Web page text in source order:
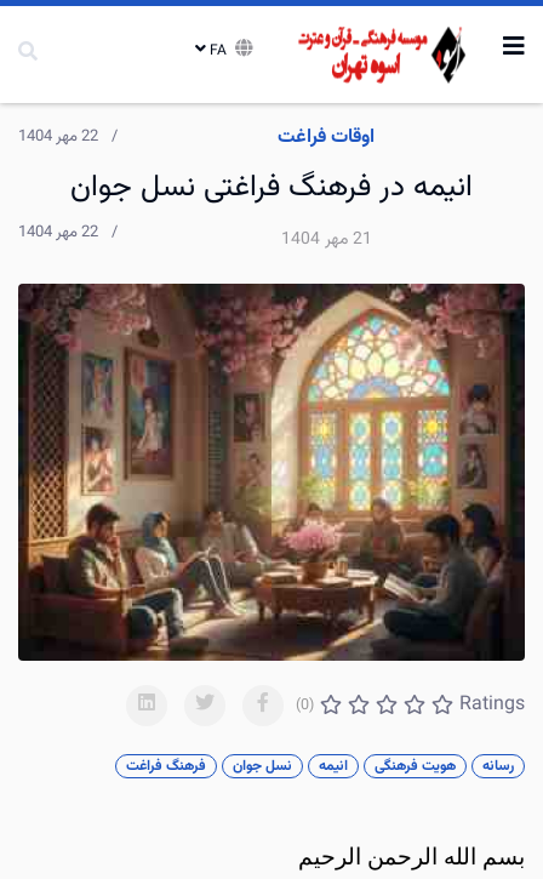
اوقات فراغت 22 مهر 1404
انیمه در فرهنگ فراغتی نسل جوان
21 مهر 1404 22 مهر 1404
Ratings
(0)
رسانه هویت فرهنگی انیمه نسل جوان فرهنگ فراغت
بسم الله الرحمن الرحیم